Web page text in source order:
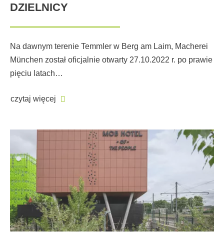
DZIELNICY
Na dawnym terenie Temmler w Berg am Laim, Macherei
München został oficjalnie otwarty 27.10.2022 r. po prawie
pięciu latach…
czytaj więcej